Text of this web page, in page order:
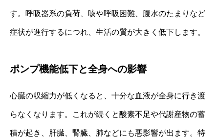
す。呼吸器系の負荷、咳や呼吸困難、腹水のたまりなど
症状が進行するにつれ、生活の質が大きく低下します。
ポンプ機能低下と全身への影響
心臓の収縮力が低くなると、十分な血液が全身に行き渡
らなくなります。これが続くと酸素不足や代謝産物の蓄
積が起き、肝臓、腎臓、肺などにも悪影響が出ます。特